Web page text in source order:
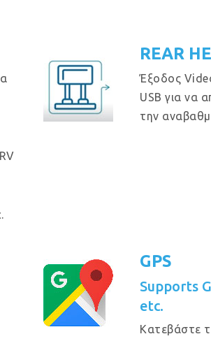
REAR
Έξοδος
USB για να
την
GPS
Supports
etc.
Κατεβάστε